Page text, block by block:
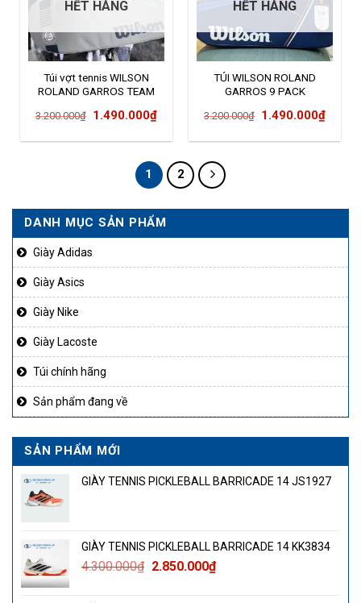
HẾT HÀNG
Túi vợt tennis WILSON
ROLAND GARROS TEAM
3.200.000₫ Giá
3.200.000₫.
1.490.000₫Giá
là:
1.490.000₫.
HẾT HÀNG
TÚI WILSON ROLAND
GARROS 9 PACK
3.200.000₫ Giá
1.490.000₫Giá
1 2
DANH MỤC SẢN PHẨM
Giày Adidas
Giày Asics
Giày Nike
Giày Lacoste
Túi chính hãng
Sản phẩm đang về
SẢN PHẨM MỚI
GIÀY TENNIS PICKLEBALL BARRICADE 14 JS1927
GIÀY TENNIS PICKLEBALL BARRICADE 14 KK3834
4.300.000₫ Giá
2.850.000₫Giá